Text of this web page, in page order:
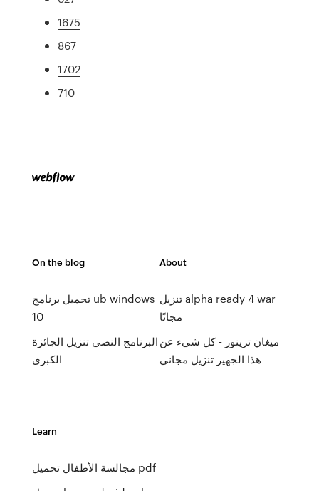
1675
867
1702
710
On the blog
تحميل برنامج ub windows
10
البرنامج النصي تنزيل الجائزة
الكبرى
About
تنزيل alpha ready 4 war
مجانًا
ميغان ترينور - كل شيء عن
هذا الجهير تنزيل مجاني
Learn
مجالسة الأطفال تحميل pdf